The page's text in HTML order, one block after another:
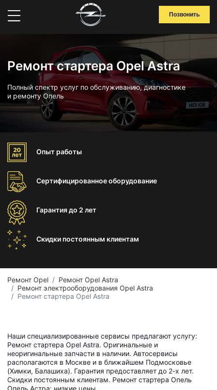
Позвонить
Ремонт стартера Opel Astra
Полный спектр услуг по обслуживанию, диагностике
и ремонту Опель
Опыт работы
Сертифицированноеоборудование
Гарантиядо 2 лет
Скидки постоянным клиентам
Ремонт Opel
Ремонт Opel Astra
Ремонт электрооборудования Opel Astra
Ремонт стартера Opel Astra
Наши специализированные сервисы предлагают услугу:
Ремонт стартера Opel Astra. Оригинальные и
неоригинальные запчасти в наличии. Автосервисы
располагаются в Москве и в ближайшем Подмосковье
(Химки, Балашиха). Гарантия предоставляет до 2-х лет.
Скидки постоянным клиентам. Ремонт стартера Опель
Опель Астра: низкие цены.